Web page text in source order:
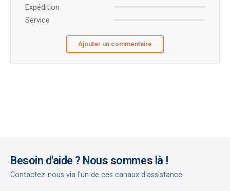
Expédition
Service
Ajouter un commentaire
Besoin d'aide ? Nous sommes là !
Contactez-nous via l'un de ces canaux d'assistance